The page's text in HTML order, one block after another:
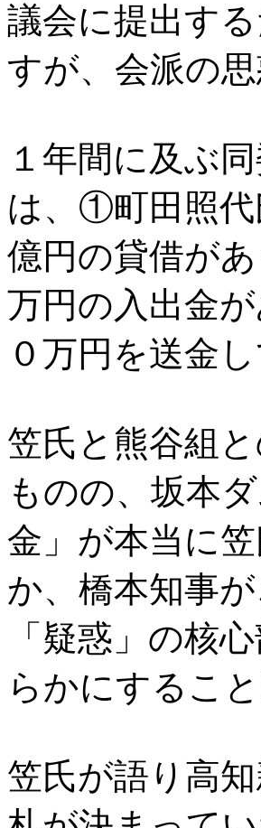
議会に提出す
すが、会派の
１年間に及ぶ
は、①町田照代
億円の貸借が
万円の入出金
０万円を送金
笠氏と熊谷組
ものの、坂本
金」が本当に
か、橋本知事
「疑惑」の核
らかにするこ
笠氏が語り高